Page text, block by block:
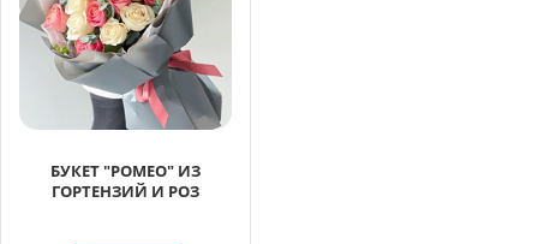
БУКЕТ "РОМЕО" ИЗ
ГОРТЕНЗИЙ И РОЗ